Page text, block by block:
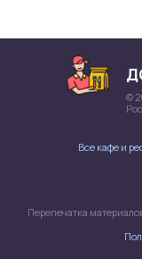
©
Все кафе и
Перепечатка